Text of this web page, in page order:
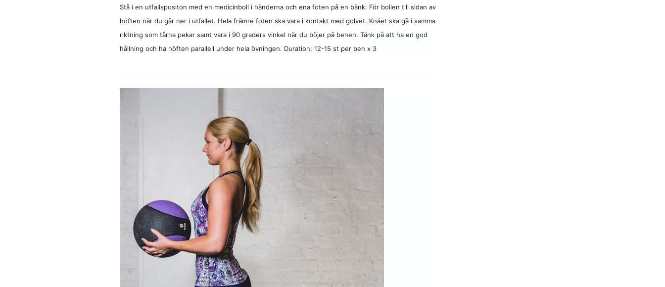
Stå i en utfallspositon med en medicinboll i händerna och ena foten på en bänk. För bollen till sidan av
höften när du går ner i utfallet. Hela främre foten ska vara i kontakt med golvet. Knäet ska gå i samma
riktning som tårna pekar samt vara i 90 graders vinkel när du böjer på benen. Tänk på att ha en god
hållning och ha höften parallell under hela övningen. Duration: 12-15 st per ben x 3